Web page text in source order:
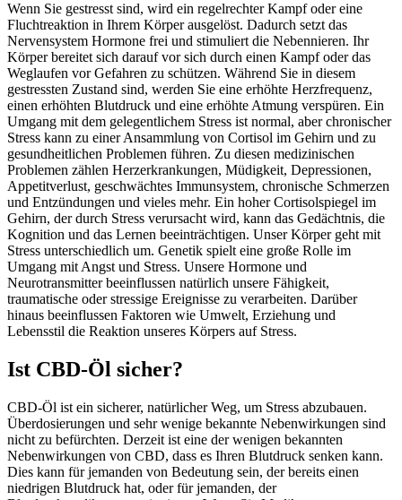
Wenn Sie gestresst sind, wird ein regelrechter Kampf oder eine
Fluchtreaktion in Ihrem Körper ausgelöst. Dadurch setzt das
Nervensystem Hormone frei und stimuliert die Nebennieren. Ihr
Körper bereitet sich darauf vor sich durch einen Kampf oder das
Weglaufen vor Gefahren zu schützen. Während Sie in diesem
gestressten Zustand sind, werden Sie eine erhöhte Herzfrequenz,
einen erhöhten Blutdruck und eine erhöhte Atmung verspüren. Ein
Umgang mit dem gelegentlichem Stress ist normal, aber chronischer
Stress kann zu einer Ansammlung von Cortisol im Gehirn und zu
gesundheitlichen Problemen führen. Zu diesen medizinischen
Problemen zählen Herzerkrankungen, Müdigkeit, Depressionen,
Appetitverlust, geschwächtes Immunsystem, chronische Schmerzen
und Entzündungen und vieles mehr. Ein hoher Cortisolspiegel im
Gehirn, der durch Stress verursacht wird, kann das Gedächtnis, die
Kognition und das Lernen beeinträchtigen. Unser Körper geht mit
Stress unterschiedlich um. Genetik spielt eine große Rolle im
Umgang mit Angst und Stress. Unsere Hormone und
Neurotransmitter beeinflussen natürlich unsere Fähigkeit,
traumatische oder stressige Ereignisse zu verarbeiten. Darüber
hinaus beeinflussen Faktoren wie Umwelt, Erziehung und
Lebensstil die Reaktion unseres Körpers auf Stress.
Ist CBD-Öl sicher?
CBD-Öl ist ein sicherer, natürlicher Weg, um Stress abzubauen.
Überdosierungen und sehr wenige bekannte Nebenwirkungen sind
nicht zu befürchten. Derzeit ist eine der wenigen bekannten
Nebenwirkungen von CBD, dass es Ihren Blutdruck senken kann.
Dies kann für jemanden von Bedeutung sein, der bereits einen
niedrigen Blutdruck hat, oder für jemanden, der